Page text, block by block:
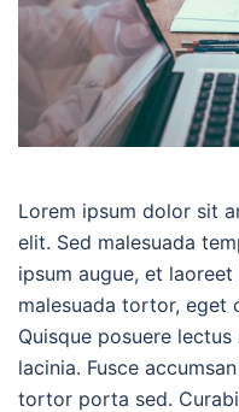
Lorem ipsum dolor sit
elit. Sed malesuada
ipsum augue, et
malesuada tortor, eget
Quisque posuere
lacinia. Fusce
tortor porta sed.